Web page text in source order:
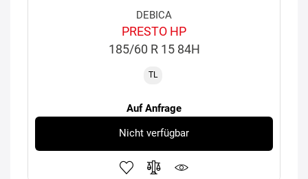
DEBICA
PRESTO HP
185/60 R 15 84H
TL
Auf Anfrage
Nicht verfügbar